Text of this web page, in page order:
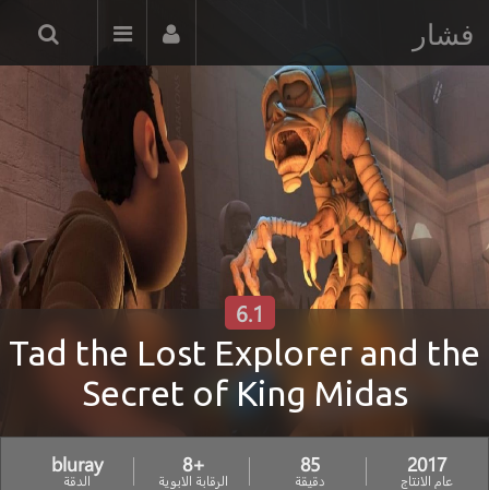
فشار
Tad the Lost Explorer and the
Secret of King Midas
6.1
2017
عام الانتاج
85
دقيقة
+8
الرقابة الابوية
bluray
الدقة